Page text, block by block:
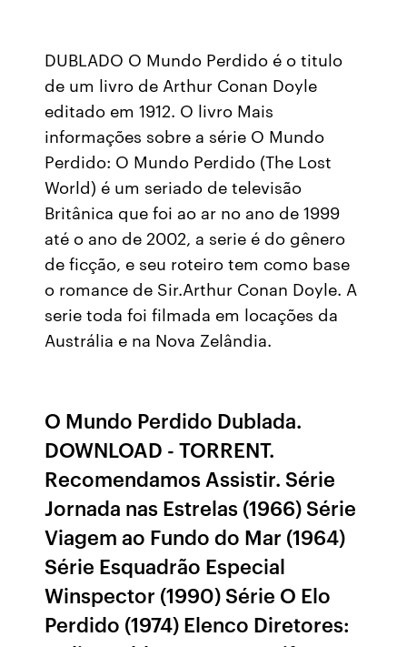
DUBLADO O Mundo Perdido é o titulo
de um livro de Arthur Conan Doyle
editado em 1912. O livro Mais
informações sobre a série O Mundo
Perdido: O Mundo Perdido (The Lost
World) é um seriado de televisão
Britânica que foi ao ar no ano de 1999
até o ano de 2002, a serie é do gênero
de ficção, e seu roteiro tem como base
o romance de Sir.Arthur Conan Doyle. A
serie toda foi filmada em locações da
Austrália e na Nova Zelândia.
O Mundo Perdido Dublada.
DOWNLOAD - TORRENT.
Recomendamos Assistir. Série
Jornada nas Estrelas (1966) Série
Viagem ao Fundo do Mar (1964)
Série Esquadrão Especial
Winspector (1990) Série O Elo
Perdido (1974) Elenco Diretores: